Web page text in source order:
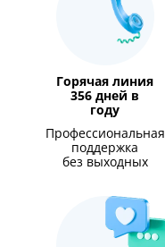
Горячая линия
356 дней в
году
Профессиональная
поддержка
без выходных